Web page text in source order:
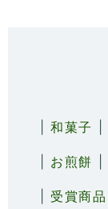
|和菓子
お煎餅
受賞商品